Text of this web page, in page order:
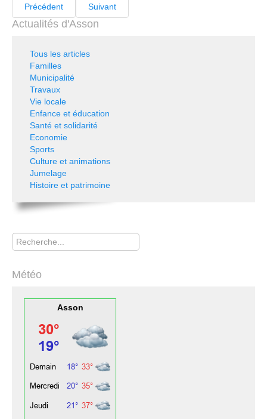
Précédent Suivant
Actualités d'Asson
Tous les articles
Familles
Municipalité
Travaux
Vie locale
Enfance et éducation
Santé et solidarité
Economie
Sports
Culture et animations
Jumelage
Histoire et patrimoine
Rechercher
Météo
Asson